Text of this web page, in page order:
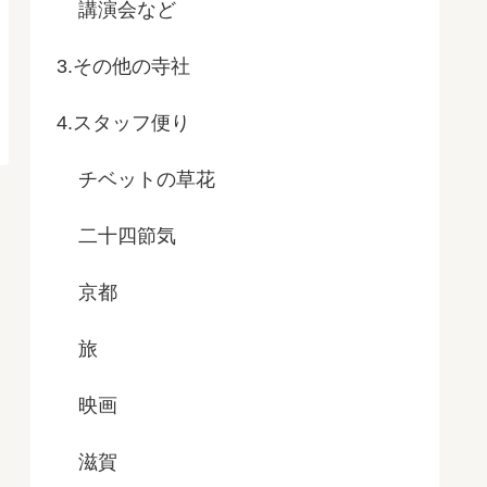
講演会など
3.その他の寺社
4.スタッフ便り
チベットの草花
二十四節気
京都
旅
映画
滋賀